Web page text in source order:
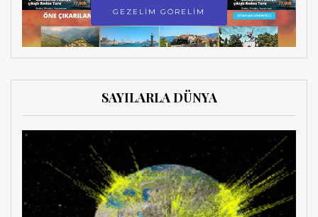
GEZELİM GÖRELİM
SAYILARLA DÜNYA